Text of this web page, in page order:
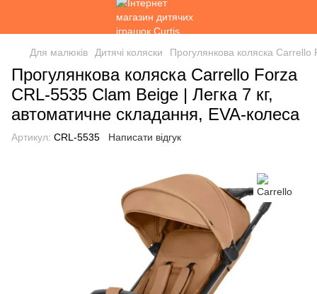
Для малюків Дитячі коляски Прогулянкова коляска
Прогулянкова коляска Carrello Forza
CRL-5535 Clam Beige | Легка 7 кг,
автоматичне складання, EVA-колеса
Артикул: CRL-5535 Написати відгук